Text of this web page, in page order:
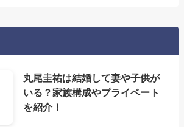
丸尾圭祐は結婚して妻や子供が
いる？家族構成やプライベート
を紹介！